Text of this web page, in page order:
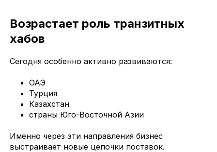
Возрастает роль транзитных
хабов
Сегодня особенно активно развиваются:
ОАЭ
Турция
Казахстан
страны Юго-Восточной Азии
Именно через эти направления бизнес
выстраивает новые цепочки поставок.